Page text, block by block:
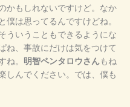
かもしれないですけど。なか
僕は思ってるんですけどね。
ういうこともできるようにな
ね、事故にだけは気をつけて
ね。 明智ペンタロウさんもね
しんでください。では、僕も